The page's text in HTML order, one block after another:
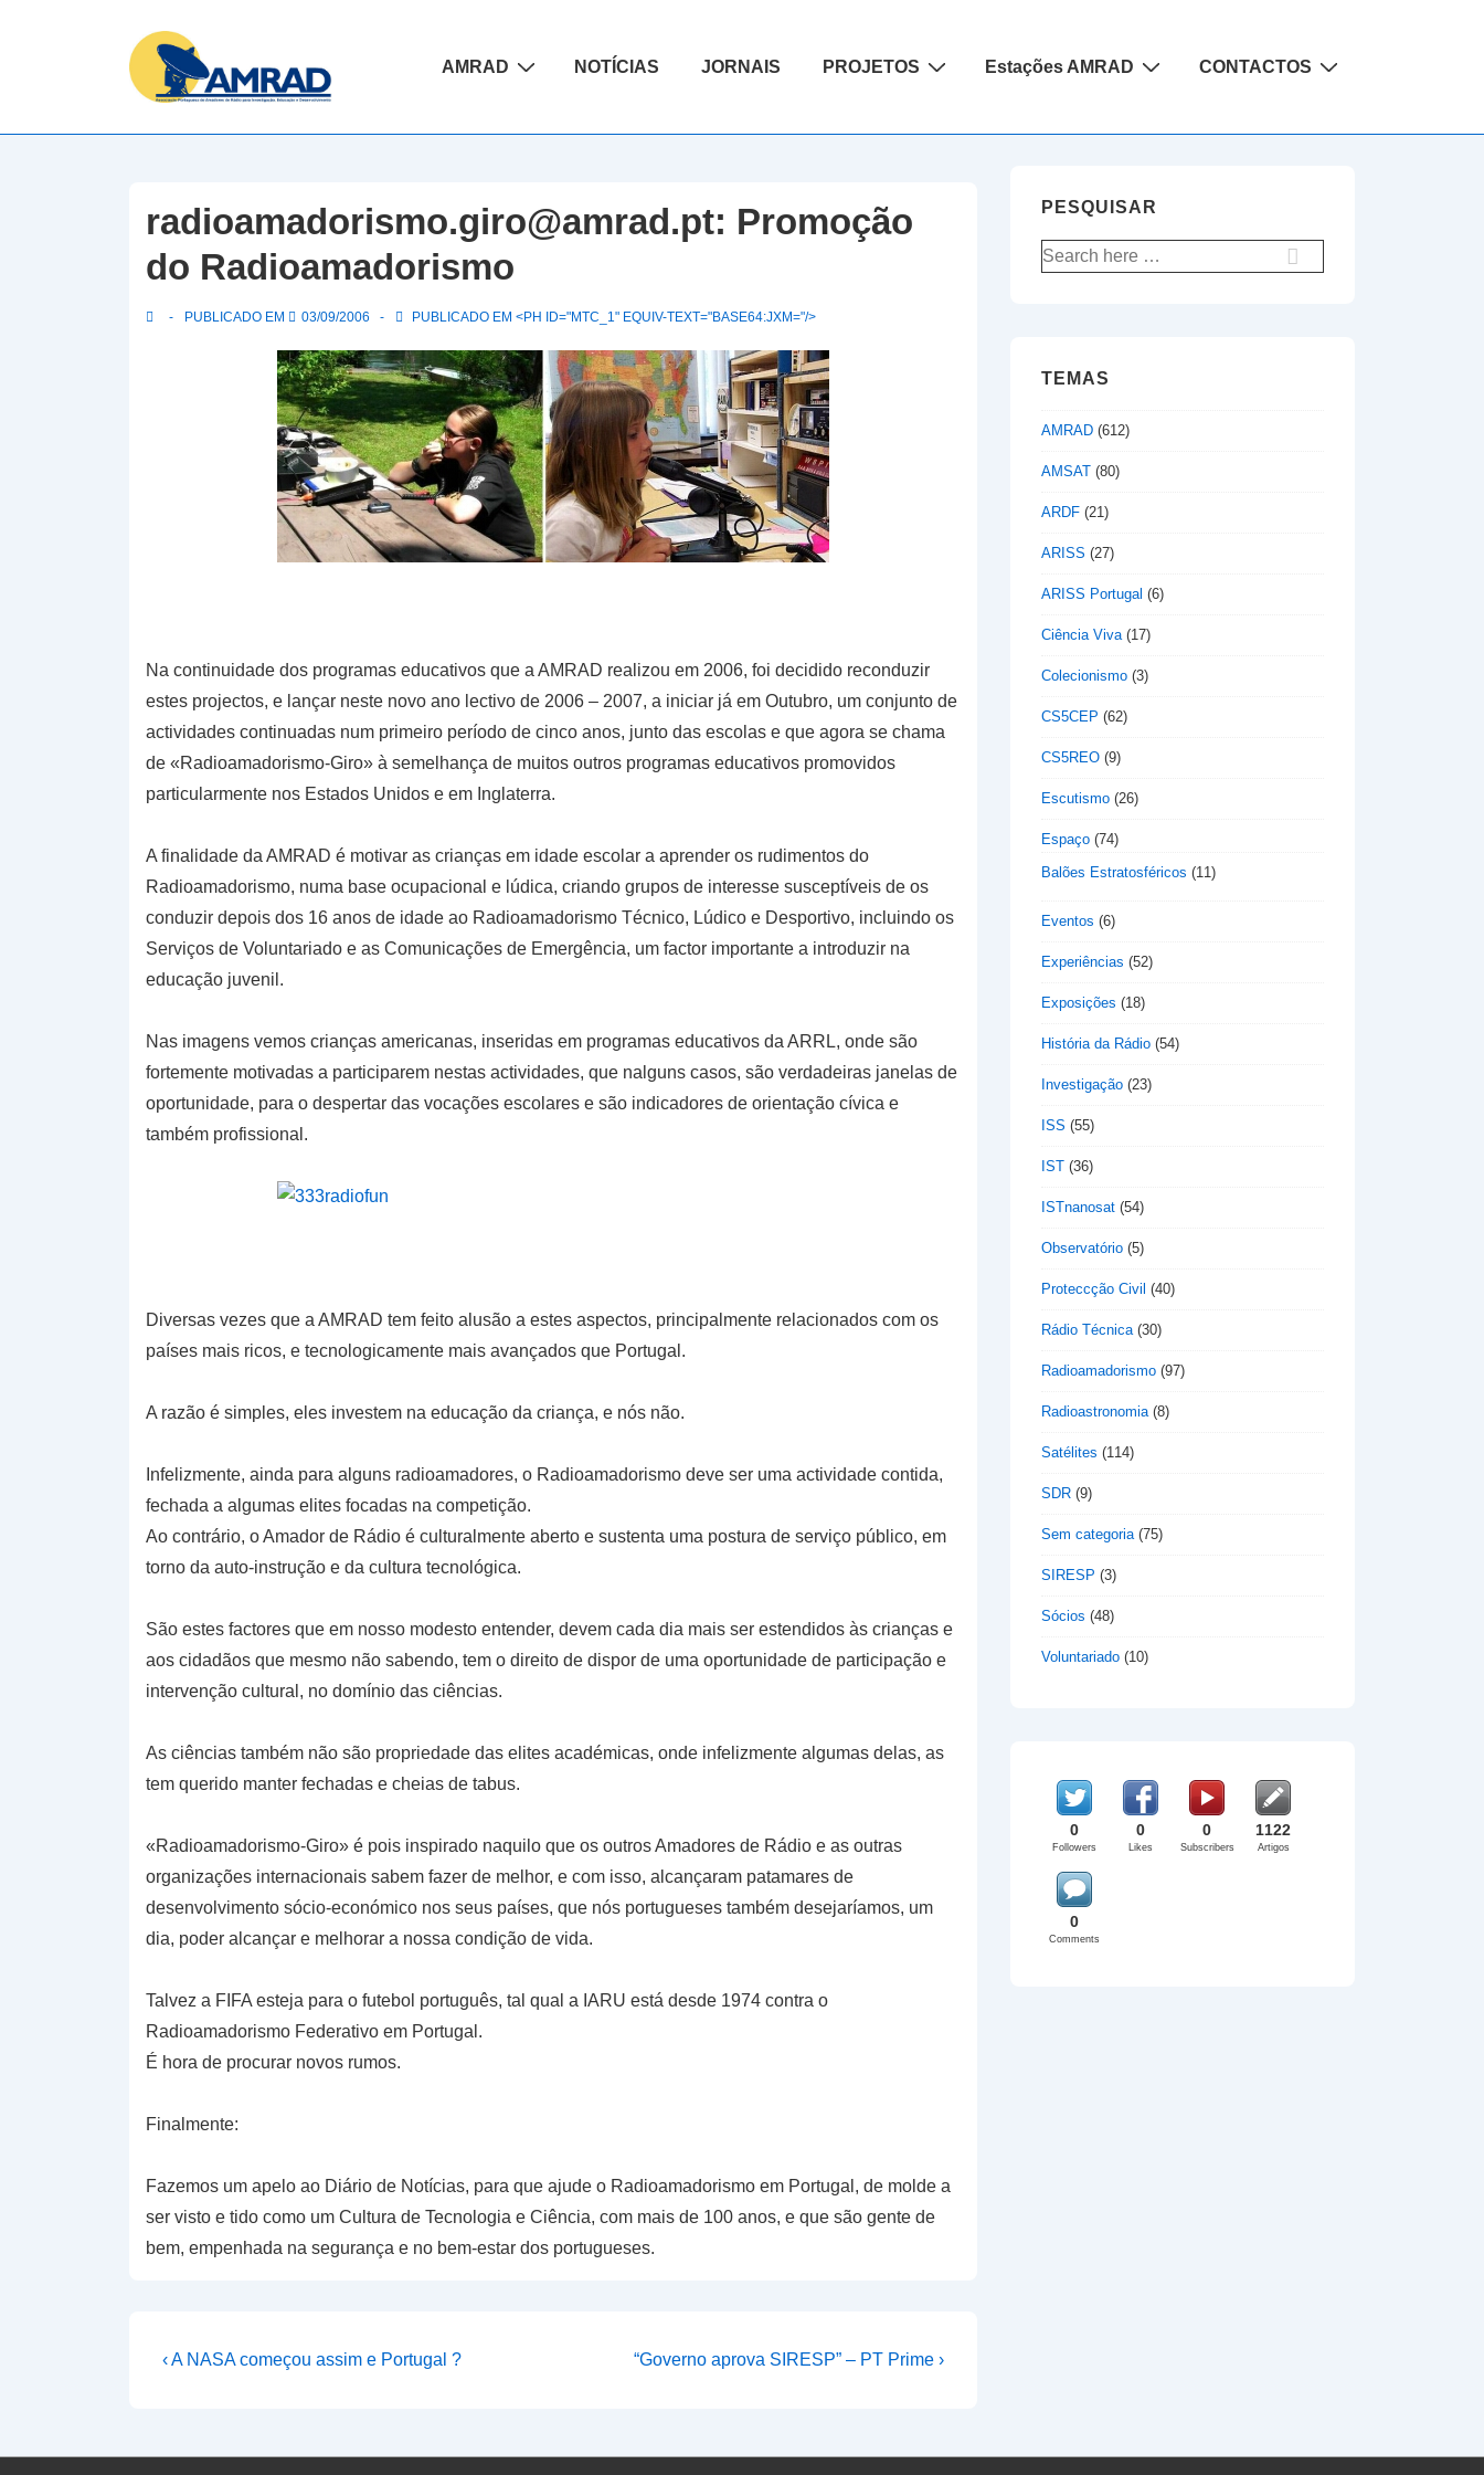
Content
Navegação
AMRAD NOTÍCIAS JORNAIS PROJETOS Estações AMRAD CONTACTOS
radioamadorismo.giro@amrad.pt: Promoção
do Radioamadorismo
PUBLICADO EM 03/09/2006 PUBLICADO EM <PH ID="MTC_1" EQUIV-TEXT="BASE64:JXM="/>
Na continuidade dos programas educativos que a AMRAD realizou em 2006, foi decidido reconduzir
estes projectos, e lançar neste novo ano lectivo de 2006 – 2007, a iniciar já em Outubro, um conjunto de
actividades continuadas num primeiro período de cinco anos, junto das escolas e que agora se chama
de «Radioamadorismo-Giro» à semelhança de muitos outros programas educativos promovidos
particularmente nos Estados Unidos e em Inglaterra.
A finalidade da AMRAD é motivar as crianças em idade escolar a aprender os rudimentos do
Radioamadorismo, numa base ocupacional e lúdica, criando grupos de interesse susceptíveis de os
conduzir depois dos 16 anos de idade ao Radioamadorismo Técnico, Lúdico e Desportivo, incluindo os
Serviços de Voluntariado e as Comunicações de Emergência, um factor importante a introduzir na
educação juvenil.
Nas imagens vemos crianças americanas, inseridas em programas educativos da ARRL, onde são
fortemente motivadas a participarem nestas actividades, que nalguns casos, são verdadeiras janelas de
oportunidade, para o despertar das vocações escolares e são indicadores de orientação cívica e
também profissional.
Diversas vezes que a AMRAD tem feito alusão a estes aspectos, principalmente relacionados com os
países mais ricos, e tecnologicamente mais avançados que Portugal.
A razão é simples, eles investem na educação da criança, e nós não.
Infelizmente, ainda para alguns radioamadores, o Radioamadorismo deve ser uma actividade contida,
fechada a algumas elites focadas na competição.
Ao contrário, o Amador de Rádio é culturalmente aberto e sustenta uma postura de serviço público, em
torno da auto-instrução e da cultura tecnológica.
São estes factores que em nosso modesto entender, devem cada dia mais ser estendidos às crianças e
aos cidadãos que mesmo não sabendo, tem o direito de dispor de uma oportunidade de participação e
intervenção cultural, no domínio das ciências.
As ciências também não são propriedade das elites académicas, onde infelizmente algumas delas, as
tem querido manter fechadas e cheias de tabus.
«Radioamadorismo-Giro» é pois inspirado naquilo que os outros Amadores de Rádio e as outras
organizações internacionais sabem fazer de melhor, e com isso, alcançaram patamares de
desenvolvimento sócio-económico nos seus países, que nós portugueses também desejaríamos, um
dia, poder alcançar e melhorar a nossa condição de vida.
Talvez a FIFA esteja para o futebol português, tal qual a IARU está desde 1974 contra o
Radioamadorismo Federativo em Portugal.
É hora de procurar novos rumos.
Finalmente:
Fazemos um apelo ao Diário de Notícias, para que ajude o Radioamadorismo em Portugal, de molde a
ser visto e tido como um Cultura de Tecnologia e Ciência, com mais de 100 anos, e que são gente de
bem, empenhada na segurança e no bem-estar dos portugueses.
Navegação
Previous
‹ A NASA começou assim e Portugal ?
Next
“Governo aprova SIRESP” – PT Prime ›
PESQUISAR
Pesquisar
por:
TEMAS
AMRAD (612)
AMSAT (80)
ARDF (21)
ARISS (27)
ARISS Portugal (6)
Ciência Viva(17)
Colecionismo (3)
CS5CEP (62)
CS5REO (9)
Escutismo (26)
Espaço (74)
Balões Estratosféricos (11)
Eventos (6)
Experiências (52)
Exposições (18)
História da Rádio (54)
Investigação (23)
ISS (55)
IST (36)
ISTnanosat (54)
Observatório (5)
Proteccção Civil (40)
Rádio Técnica(30)
Radioamadorismo (97)
Radioastronomia(8)
Satélites (114)
SDR (9)
Sem categoria(75)
SIRESP (3)
Sócios (48)
Voluntariado (10)
0
Followers
0
Likes
0
Subscribers
1122
Artigos
0
Comments